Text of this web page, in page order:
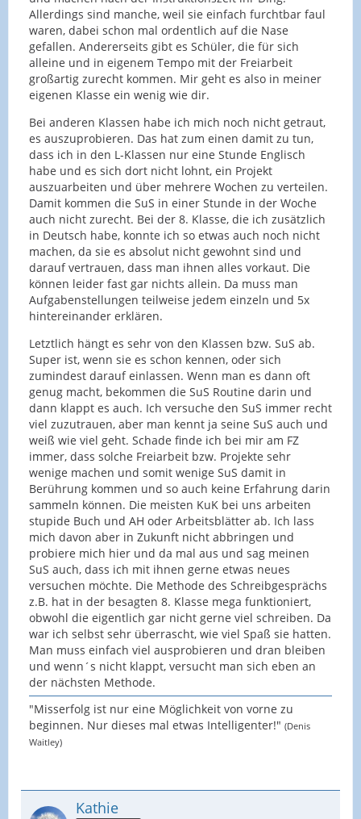
Allerdings sind manche, weil sie einfach furchtbar faul
waren, dabei schon mal ordentlich auf die Nase
gefallen. Andererseits gibt es Schüler, die für sich
alleine und in eigenem Tempo mit der Freiarbeit
großartig zurecht kommen. Mir geht es also in meiner
eigenen Klasse ein wenig wie dir.
Bei anderen Klassen habe ich mich noch nicht getraut,
es auszuprobieren. Das hat zum einen damit zu tun,
dass ich in den L-Klassen nur eine Stunde Englisch
habe und es sich dort nicht lohnt, ein Projekt
auszuarbeiten und über mehrere Wochen zu verteilen.
Damit kommen die SuS in einer Stunde in der Woche
auch nicht zurecht. Bei der 8. Klasse, die ich zusätzlich
in Deutsch habe, konnte ich so etwas auch noch nicht
machen, da sie es absolut nicht gewohnt sind und
darauf vertrauen, dass man ihnen alles vorkaut. Die
können leider fast gar nichts allein. Da muss man
Aufgabenstellungen teilweise jedem einzeln und 5x
hintereinander erklären.
Letztlich hängt es sehr von den Klassen bzw. SuS ab.
Super ist, wenn sie es schon kennen, oder sich
zumindest darauf einlassen. Wenn man es dann oft
genug macht, bekommen die SuS Routine darin und
dann klappt es auch. Ich versuche den SuS immer recht
viel zuzutrauen, aber man kennt ja seine SuS auch und
weiß wie viel geht. Schade finde ich bei mir am FZ
immer, dass solche Freiarbeit bzw. Projekte sehr
wenige machen und somit wenige SuS damit in
Berührung kommen und so auch keine Erfahrung darin
sammeln können. Die meisten KuK bei uns arbeiten
stupide Buch und AH oder Arbeitsblätter ab. Ich lass
mich davon aber in Zukunft nicht abbringen und
probiere mich hier und da mal aus und sag meinen
SuS auch, dass ich mit ihnen gerne etwas neues
versuchen möchte. Die Methode des Schreibgesprächs
z.B. hat in der besagten 8. Klasse mega funktioniert,
obwohl die eigentlich gar nicht gerne viel schreiben. Da
war ich selbst sehr überrascht, wie viel Spaß sie hatten.
Man muss einfach viel ausprobieren und dran bleiben
und wenn´s nicht klappt, versucht man sich eben an
der nächsten Methode.
"Misserfolg ist nur eine Möglichkeit von vorne zu
beginnen. Nur dieses mal etwas Intelligenter!" (Denis
Waitley)
Kathie